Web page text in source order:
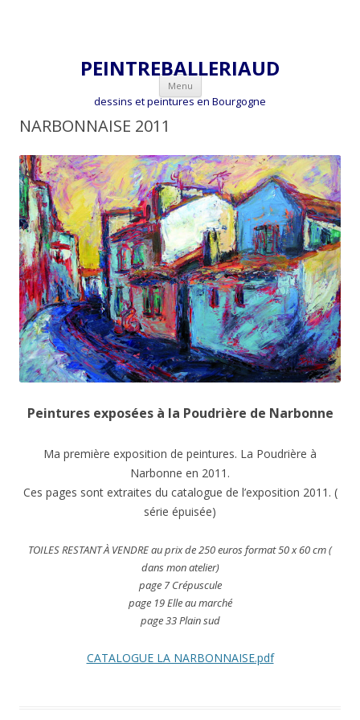
PEINTREBALLERIAUD
dessins et peintures en Bourgogne
Menu Aller
contenu
NARBONNAISE 2011
Peintures exposées à la Poudrière de Narbonne
Ma première exposition de peintures. La Poudrière à
Narbonne en 2011.
Ces pages sont extraites du catalogue de l’exposition 2011. (
série épuisée)
TOILES RESTANT À VENDRE au prix de 250 euros format 50 x 60 cm (
dans mon atelier)
page 7 Crépuscule
page 19 Elle au marché
page 33 Plain sud
CATALOGUE LA NARBONNAISE.pdf